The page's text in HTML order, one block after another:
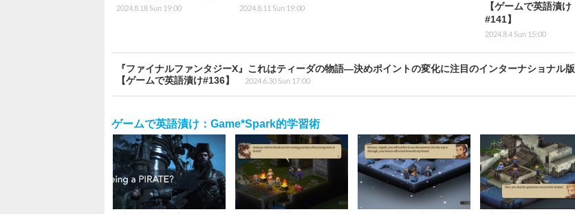
2024.8.18 Sun 19:00 2024.8.11 Sun 19:00
【ゲームで英語漬け
#141】
2024.8.4 Sun 15:00
『ファイナルファンタジーX』これはティーダの物語―決めポイントの変化に注目のインターナショナル版
【ゲームで英語漬け#136】
2024.6.30 Sun 17:00
ゲームで英語漬け：Game*Spark的学習術